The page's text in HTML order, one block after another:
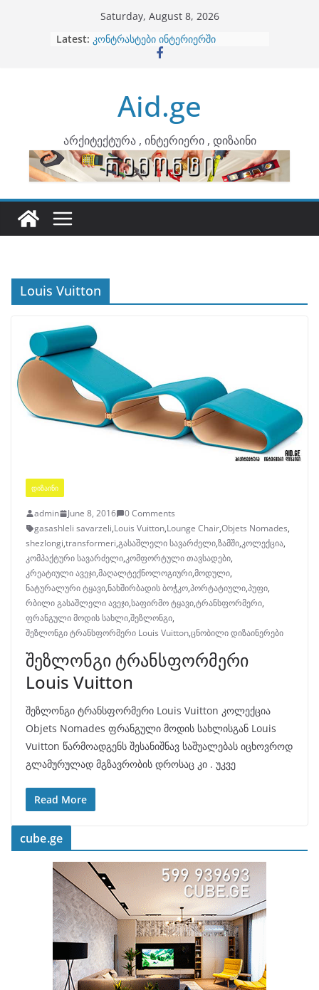
Saturday, August 8, 2026
Latest: ბინების გაერთიანება
კონტრასტები ინტერიერში
ინტერიერის დიზიანი
არტემიდი წარმოგიდგენთ
Aid.ge
არქიტექტურა , ინტერიერი , დიზაინი
Louis Vuitton
ᲓᲘᲖᲐᲘᲜᲘ
admin June 8, 2016
0 Comments
gasashleli savarzeli,Louis Vuitton,Lounge Chair,Objets Nomades,
shezlongi,transformeri,გასაშლელი სავარძელი,ზამში,კოლექცია,
კომპაქტური სავარძელი,კომფორტული თავსადები,
კრეატიული ავეჯი,მაღალტექნოლოგიური,მოდული,
ნატურალური ტყავი,ნახშირბადის ბოჭკო,პორტატიული,პუფი,
რბილი გასაშლელი ავეჯი,საფირმო ტყავი,ტრანსფორმერი,
ფრანგული მოდის სახლი,შეზლონგი,
შეზლონგი ტრანსფორმერი Louis Vuitton,ცნობილი დიზაინერები
შეზლონგი ტრანსფორმერი
Louis Vuitton
შეზლონგი ტრანსფორმერი Louis Vuitton კოლექცია
Objets Nomades ფრანგული მოდის სახლისგან Louis
Vuitton წარმოადგენს შესანიშნავ საშუალებას იცხოვროდ
გლამურულად მგზავრობის დროსაც კი . უკვე
Read More
cube.ge